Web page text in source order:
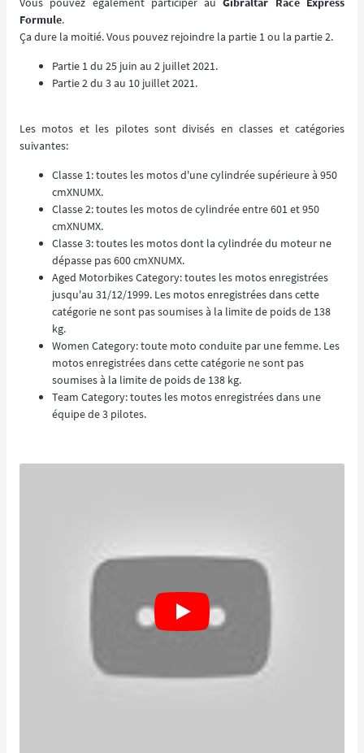
Formule.
Ça dure la moitié. Vous pouvez rejoindre la partie 1 ou la partie 2.
Partie 1 du 25 juin au 2 juillet 2021.
Partie 2 du 3 au 10 juillet 2021.
Les motos et les pilotes sont divisés en classes et catégories
suivantes:
Classe 1: toutes les motos d'une cylindrée supérieure à 950
cmXNUMX.
Classe 2: toutes les motos de cylindrée entre 601 et 950
cmXNUMX.
Classe 3: toutes les motos dont la cylindrée du moteur ne
dépasse pas 600 cmXNUMX.
Aged Motorbikes Category: toutes les motos enregistrées
jusqu'au 31/12/1999. Les motos enregistrées dans cette
catégorie ne sont pas soumises à la limite de poids de 138
kg.
Women Category: toute moto conduite par une femme. Les
motos enregistrées dans cette catégorie ne sont pas
soumises à la limite de poids de 138 kg.
Team Category: toutes les motos enregistrées dans une
équipe de 3 pilotes.